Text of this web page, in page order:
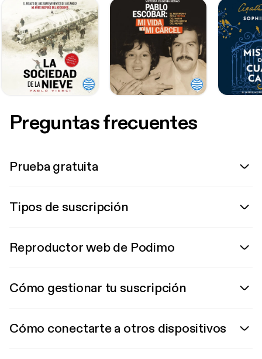
Preguntas frecuentes
Prueba gratuita
Tipos de suscripción
Reproductor web de Podimo
Cómo gestionar tu suscripción
Cómo conectarte a otros dispositivos